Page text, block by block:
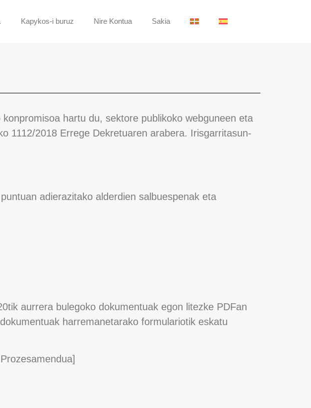
Kapykos-i buruz Nire Kontua Sakia
hartu du, sektore publikoko webguneen eta
1112/2018 Errege Dekretuaren arabera. Irisgarritasun-
adierazitako alderdien salbuespenak eta
aurrera bulegoko dokumentuak egon litezke PDFan
harremanetarako formulariotik eskatu